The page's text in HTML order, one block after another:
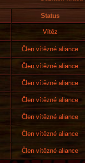
Status
Vítěz
Člen vítězné aliance
Člen vítězné aliance
Člen vítězné aliance
Člen vítězné aliance
Člen vítězné aliance
Člen vítězné aliance
Člen vítězné aliance